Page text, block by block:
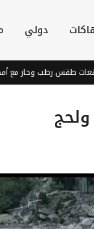
دولي
طقس رطب وحار مع